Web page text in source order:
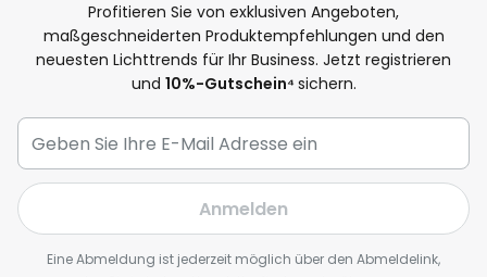
Profitieren Sie von exklusiven Angeboten,
maßgeschneiderten Produktempfehlungen und den
neuesten Lichttrends für Ihr Business. Jetzt registrieren
und 10%-Gutschein⁴ sichern.
Anmelden
Eine Abmeldung ist jederzeit möglich über den Abmeldelink,